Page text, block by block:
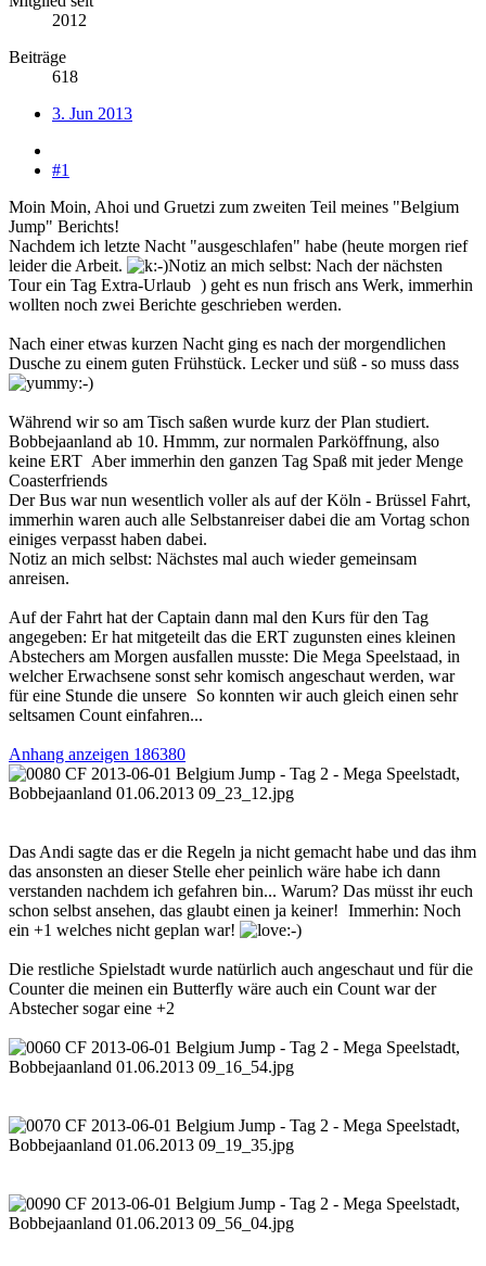
2012
Beiträge
618
3. Jun 2013
#1
Moin Moin, Ahoi und Gruetzi zum zweiten Teil meines "Belgium
Jump" Berichts!
Nachdem ich letzte Nacht "ausgeschlafen" habe (heute morgen rief
leider die Arbeit.
Notiz an mich selbst: Nach der nächsten
Tour ein Tag Extra-Urlaub ) geht es nun frisch ans Werk, immerhin
wollten noch zwei Berichte geschrieben werden.
Nach einer etwas kurzen Nacht ging es nach der morgendlichen
Dusche zu einem guten Frühstück. Lecker und süß - so muss dass
Während wir so am Tisch saßen wurde kurz der Plan studiert.
Bobbejaanland ab 10. Hmmm, zur normalen Parköffnung, also
keine ERT Aber immerhin den ganzen Tag Spaß mit jeder Menge
Coasterfriends
Der Bus war nun wesentlich voller als auf der Köln - Brüssel Fahrt,
immerhin waren auch alle Selbstanreiser dabei die am Vortag schon
einiges verpasst haben dabei.
Notiz an mich selbst: Nächstes mal auch wieder gemeinsam
anreisen.
Auf der Fahrt hat der Captain dann mal den Kurs für den Tag
angegeben: Er hat mitgeteilt das die ERT zugunsten eines kleinen
Abstechers am Morgen ausfallen musste: Die Mega Speelstaad, in
welcher Erwachsene sonst sehr komisch angeschaut werden, war
für eine Stunde die unsere So konnten wir auch gleich einen sehr
seltsamen Count einfahren...
Anhang anzeigen 186380
Das Andi sagte das er die Regeln ja nicht gemacht habe und das ihm
das ansonsten an dieser Stelle eher peinlich wäre habe ich dann
verstanden nachdem ich gefahren bin... Warum? Das müsst ihr euch
schon selbst ansehen, das glaubt einen ja keiner! Immerhin: Noch
ein +1 welches nicht geplan war!
Die restliche Spielstadt wurde natürlich auch angeschaut und für die
Counter die meinen ein Butterfly wäre auch ein Count war der
Abstecher sogar eine +2